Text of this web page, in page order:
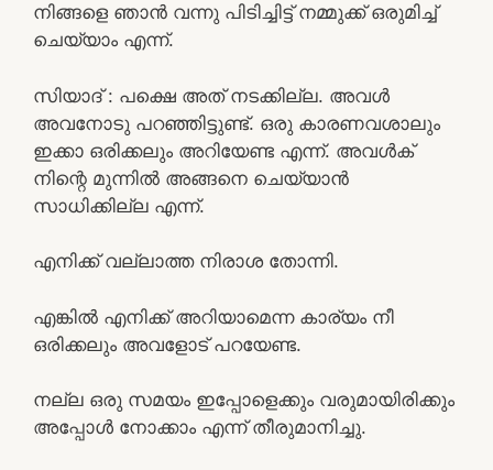
നിങ്ങളെ ഞാൻ വന്നു പിടിച്ചിട്ട് നമ്മുക്ക് ഒരുമിച്ച്
ചെയ്യാം എന്ന്.
സിയാദ് : പക്ഷെ അത് നടക്കില്ല. അവൾ
അവനോടു പറഞ്ഞിട്ടുണ്ട്. ഒരു കാരണവശാലും
ഇക്കാ ഒരിക്കലും അറിയേണ്ട എന്ന്. അവൾക്
നിന്റെ മുന്നിൽ അങ്ങനെ ചെയ്യാൻ
സാധിക്കില്ല എന്ന്.
എനിക്ക് വല്ലാത്ത നിരാശ തോന്നി.
എങ്കിൽ എനിക്ക് അറിയാമെന്ന കാര്യം നീ
ഒരിക്കലും അവളോട് പറയേണ്ട.
നല്ല ഒരു സമയം ഇപ്പോളെക്കും വരുമായിരിക്കും
അപ്പോൾ നോക്കാം എന്ന് തീരുമാനിച്ചു.